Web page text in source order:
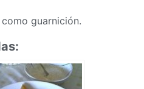
guarnición.